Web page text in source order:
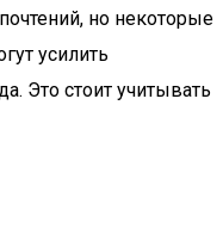
но некоторые
усилить
Это стоит учитывать